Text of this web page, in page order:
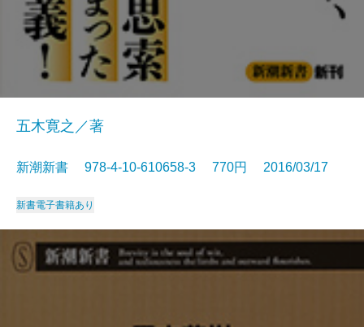
五木寛之／著
新潮新書 978-4-10-610658-3 770円 2016/03/17
新書電子書籍あり